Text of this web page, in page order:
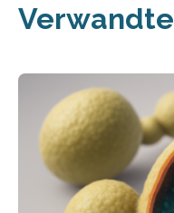
Verwandte